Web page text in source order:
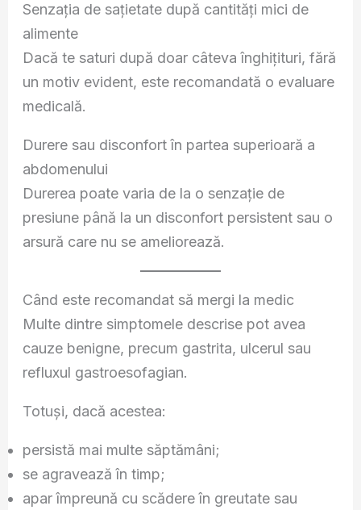
Senzația de sațietate după cantități mici de
alimente
Dacă te saturi după doar câteva înghițituri, fără
un motiv evident, este recomandată o evaluare
medicală.
Durere sau disconfort în partea superioară a
abdomenului
Durerea poate varia de la o senzație de
presiune până la un disconfort persistent sau o
arsură care nu se ameliorează.
Când este recomandat să mergi la medic
Multe dintre simptomele descrise pot avea
cauze benigne, precum gastrita, ulcerul sau
refluxul gastroesofagian.
Totuși, dacă acestea:
persistă mai multe săptămâni;
se agravează în timp;
apar împreună cu scădere în greutate sau